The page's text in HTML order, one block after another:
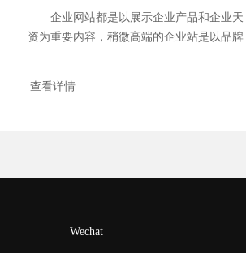
企业网站都是以展示企业产品和企业天
资为重要内容，稍微高端的企业站是以品牌
查看详情
Wechat